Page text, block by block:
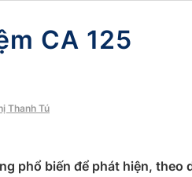
CA 125
Thanh Tú
phổ biến để phát hiện, theo